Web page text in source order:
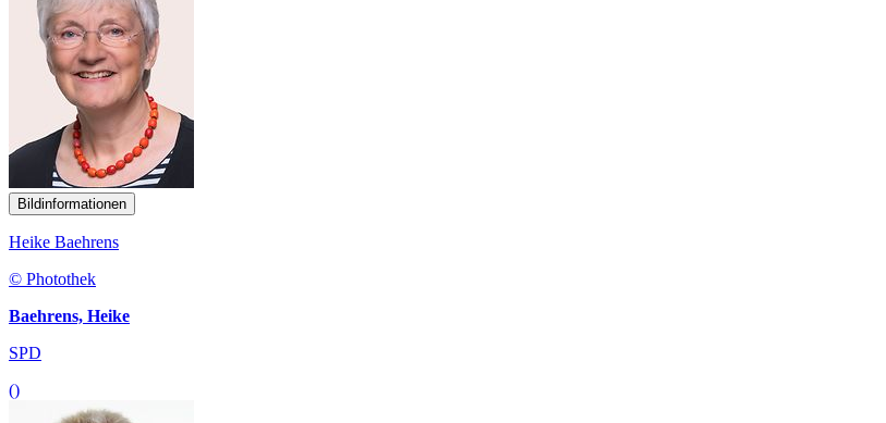
Bildinformationen
Heike Baehrens
© Photothek
Baehrens, Heike
SPD
()